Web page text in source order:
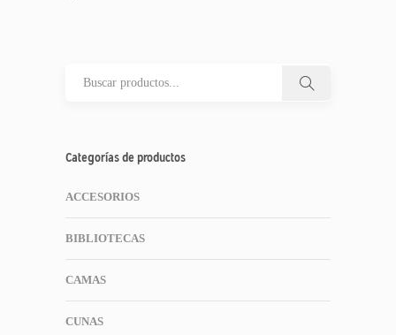
Categorías de productos
ACCESORIOS
BIBLIOTECAS
CAMAS
CUNAS